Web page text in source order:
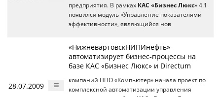
предприятия. В рамках КАС «Бизнес Люкс» 4.1
появился модуль «Управление показателями
эффективности», являющийся нов
28.07.2009
«НижневартовскНИПИнефть»
автоматизирует бизнес-процессы на
базе КАС «Бизнес Люкс» и Directum
компаний НПО «Компьютер» начала проект по
комплексной автоматизации управления